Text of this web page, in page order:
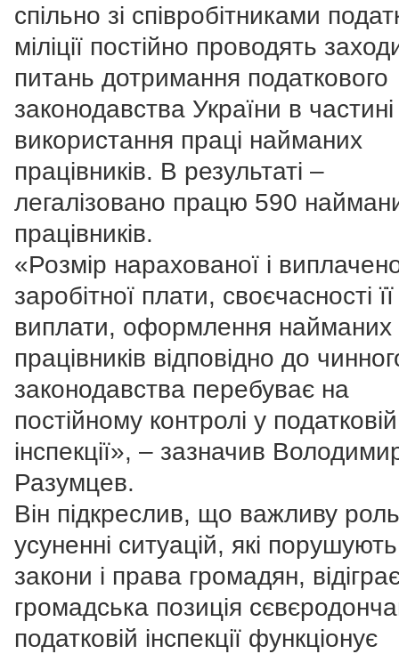
спільно зі співробітниками
міліції постійно проводять
питань дотримання податкового
законодавства України в частині
використання праці найманих
працівників. В результаті –
легалізовано працю 590
працівників.
«Розмір нарахованої і
заробітної плати, своєчасності її
виплати, оформлення найманих
працівників відповідно до
законодавства перебуває на
постійному контролі у податковій
інспекції», – зазначив
Разумцев.
Він підкреслив, що важливу
усуненні ситуацій, які порушують
закони і права громадян,
громадська позиція
податковій інспекції функціонує